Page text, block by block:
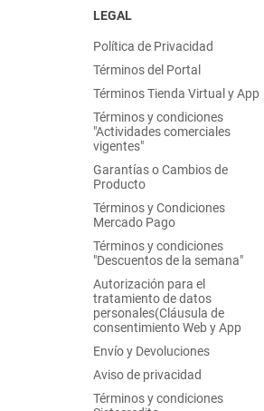
LEGAL
Política de Privacidad
Términos del Portal
Términos Tienda Virtual y App
Términos y condiciones
"Actividades comerciales
vigentes"
Garantías o Cambios de
Producto
Términos y Condiciones
Mercado Pago
Términos y condiciones
"Descuentos de la semana"
Autorización para el
tratamiento de datos
personales(Cláusula de
consentimiento Web y App
Envío y Devoluciones
Aviso de privacidad
Términos y condiciones